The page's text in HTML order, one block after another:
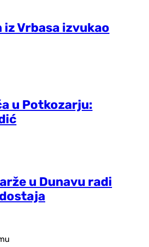
Vrbasa izvukao
u Potkozarju:
u Dunavu radi